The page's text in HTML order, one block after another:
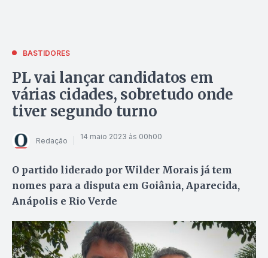
BASTIDORES
PL vai lançar candidatos em
várias cidades, sobretudo onde
tiver segundo turno
Redação 14 maio 2023 às 00h00
O partido liderado por Wilder Morais já tem
nomes para a disputa em Goiânia, Aparecida,
Anápolis e Rio Verde